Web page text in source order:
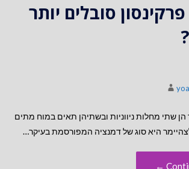
סובלים יותר
הן שתי מחלות ניווניות ובשתיהן תאים במוח מתים
היא סוג של דמנציה המפורסמת בעיקר…